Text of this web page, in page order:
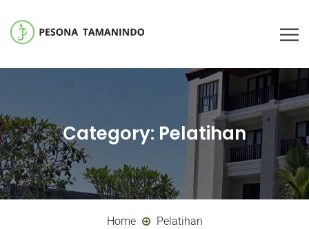
Category: Pelatihan
Home Pelatihan